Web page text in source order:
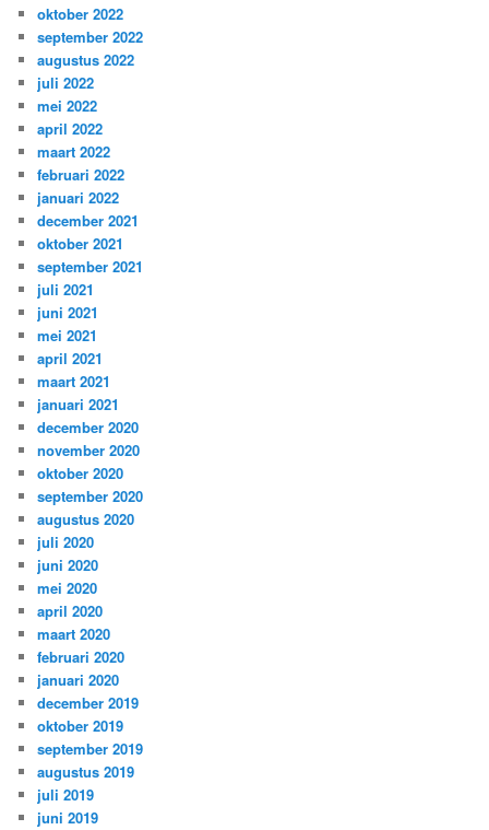
oktober 2022
september 2022
augustus 2022
juli 2022
mei 2022
april 2022
maart 2022
februari 2022
januari 2022
december 2021
oktober 2021
september 2021
juli 2021
juni 2021
mei 2021
april 2021
maart 2021
januari 2021
december 2020
november 2020
oktober 2020
september 2020
augustus 2020
juli 2020
juni 2020
mei 2020
april 2020
maart 2020
februari 2020
januari 2020
december 2019
oktober 2019
september 2019
augustus 2019
juli 2019
juni 2019